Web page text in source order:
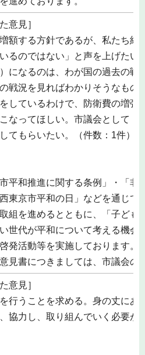
意見］
額する方針であるが、私たち納
るのではない」と声を上げたい
になるのは、わが国の過去の戦
戦況を見ればわかりそうなもの
しているわけで、防衛費の増強
なってほしい。市議会として「
てもらいたい。（件数：1件）
平和推進に関する条例」・「非
東京市平和の日」などを通じて
組を進めるとともに、「子ども
世代が平和について考える機会
発活動等を実施しております。
見書につきましては、市議会の
意見］
行うことを求める。身の丈にあ
協力し、取り組んでいく必要が